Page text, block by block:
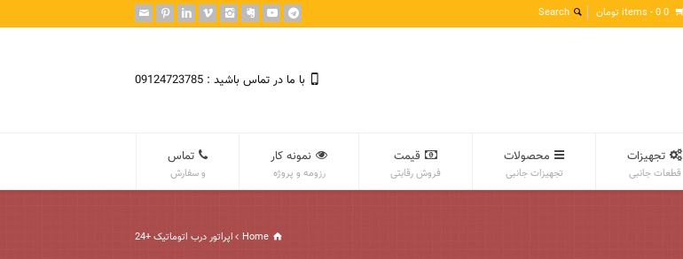
0 items -
0 تومان
با ما در تماس باشید : 09124723785
تجهیزات
قطعات جانبی
محصولات
تجهیزات جانبی
قیمت
فروش رقابتی
نمونه کار
رزومه و پروژه
تماس
و سفارش
Home اپراتور درب اتوماتیک +24